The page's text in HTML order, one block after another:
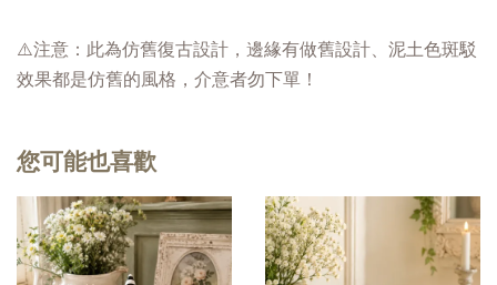
⚠️注意：此為仿舊復古設計，邊緣有做舊設計、泥土色斑駁
效果都是仿舊的風格，介意者勿下單！
您可能也喜歡